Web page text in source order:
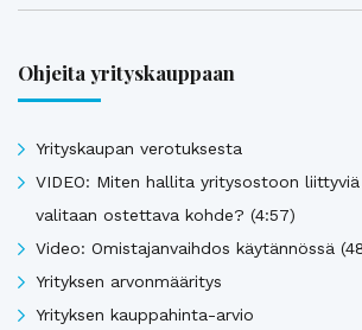
Ohjeita yrityskauppaan
Yrityskaupan verotuksesta
VIDEO: Miten hallita yritysostoon
valitaan ostettava kohde? (4:57)
Video: Omistajanvaihdos käytännössä
Yrityksen arvonmääritys
Yrityksen kauppahinta-arvio